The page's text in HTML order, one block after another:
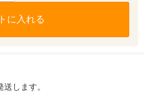
に入れる
します。